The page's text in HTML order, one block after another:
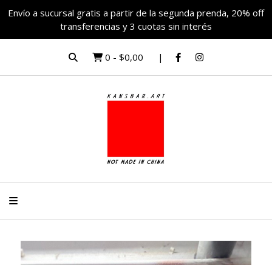
Envío a sucursal gratis a partir de la segunda prenda, 20% off
transferencias y 3 cuotas sin interés
0 - $0,00